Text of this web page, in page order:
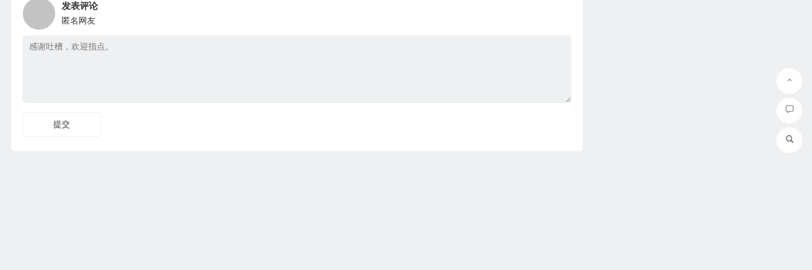
发表评论
匿名网友